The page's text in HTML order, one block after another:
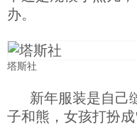
办。
塔斯社
新年服装是自己
子和熊，女孩打扮成